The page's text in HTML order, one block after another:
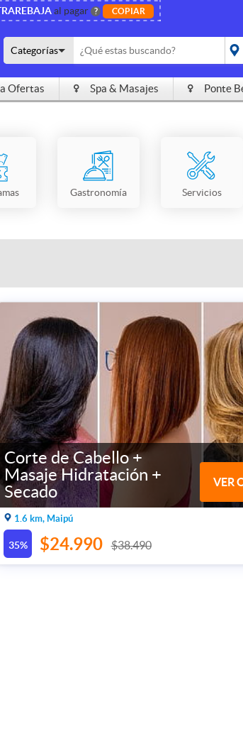
al pagar ? COPIAR
Categorías
Ofertas Spa & Masajes Ponte
Gastronomía Servicios
Corte de Cabello +
Masaje Hidratación +
Secado
VER
1.6 km, Maipú
35% $24.990 $38.490